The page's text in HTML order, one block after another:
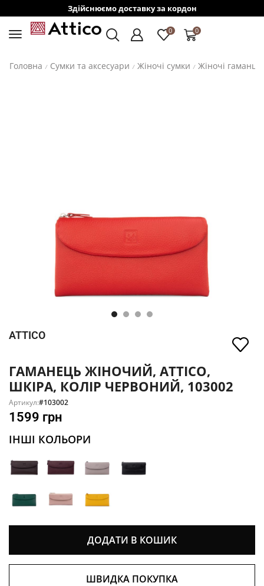
Здійснюємо доставку за кордон
0 0
Головна / Сумки та аксесуари / Жіночі сумки / Жіночі гаманці
ATTICO
ГАМАНЕЦЬ ЖІНОЧИЙ, ATTICO,
ШКІРА, КОЛІР ЧЕРВОНИЙ, 103002
Артикул:#103002
1599 грн
ІНШІ КОЛЬОРИ
ДОДАТИ В КОШИК
ШВИДКА ПОКУПКА